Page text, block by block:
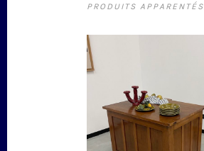
PRODUITS APPARENTÉS